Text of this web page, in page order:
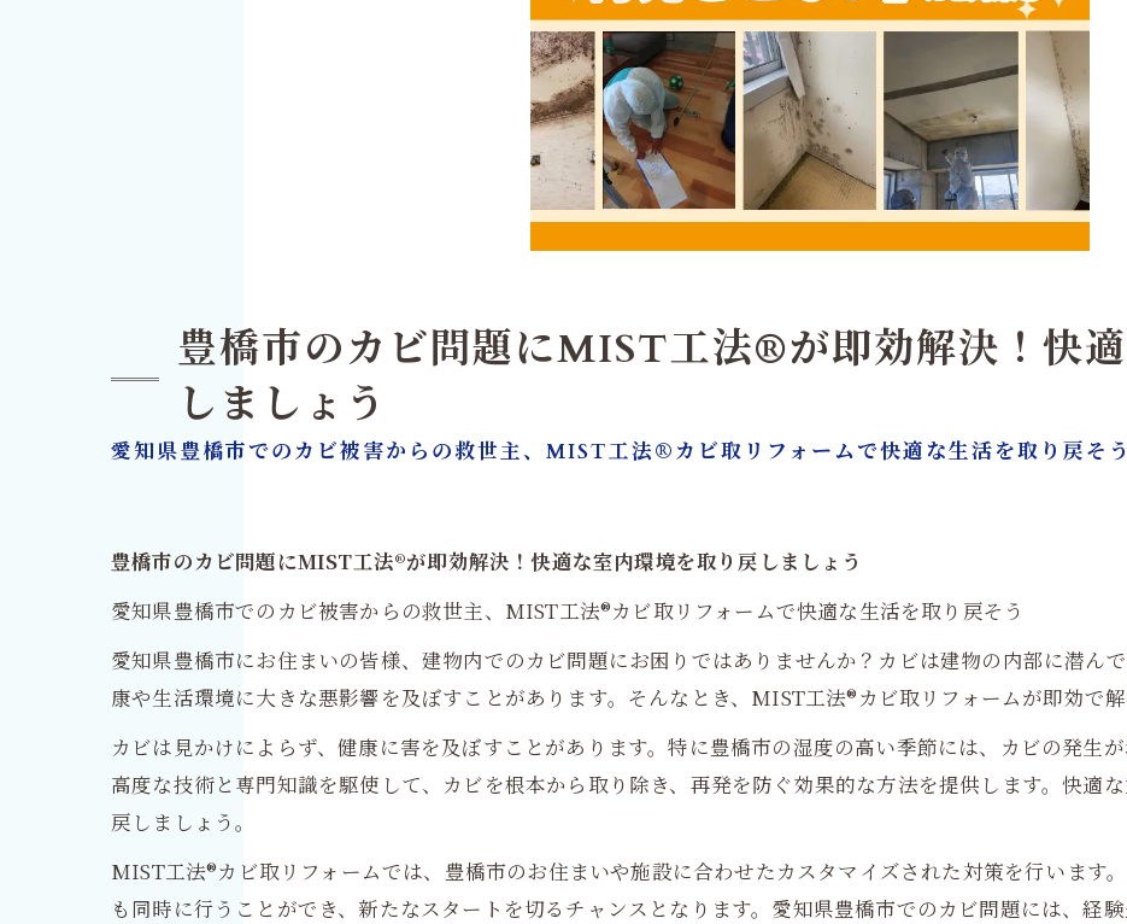
豊橋市のカビ問題にMIST工法®が即効解決！快
しましょう
愛知県豊橋市でのカビ被害からの救世主、MIST工法®カビ取リフォームで快適な生活を取り戻そう
豊橋市のカビ問題にMIST工法®が即効解決！快適な室内環境を取り戻しましょう
愛知県豊橋市でのカビ被害からの救世主、MIST工法®カビ取リフォームで快適な生活を取り戻そう
愛知県豊橋市にお住まいの皆様、建物内でのカビ問題にお困りではありませんか？カビは建物の内部に潜ん
康や生活環境に大きな悪影響を及ぼすことがあります。そんなとき、MIST工法®カビ取リフォームが即効で解
カビは見かけによらず、健康に害を及ぼすことがあります。特に豊橋市の湿度の高い季節には、カビの発生
高度な技術と専門知識を駆使して、カビを根本から取り除き、再発を防ぐ効果的な方法を提供します。快適
戻しましょう。
MIST工法®カビ取リフォームでは、豊橋市のお住まいや施設に合わせたカスタマイズされた対策を行います
も同時に行うことができ、新たなスタートを切るチャンスとなります。愛知県豊橋市でのカビ問題には、経